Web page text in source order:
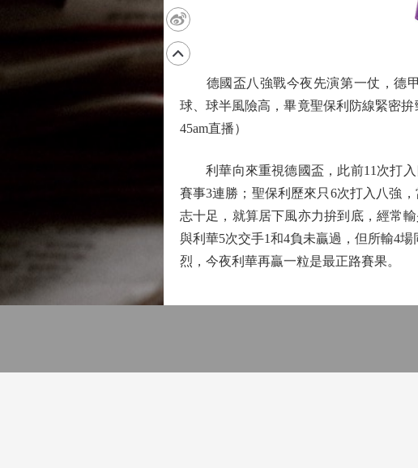
德國盃八強戰今夜先演第一仗，德甲
球、球半風險高，畢竟聖保利防線緊密
45am直播）
利華向來重視德國盃，此前11次打入
賽事3連勝；聖保利歷來只6次打入八強
志十足，就算居下風亦力拚到底，經常
與利華5次交手1和4負未贏過，但所輸4
烈，今夜利華再贏一粒是最正路賽果。